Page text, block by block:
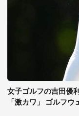
女子ゴルフの吉田優
「激カワ」 ゴルフ